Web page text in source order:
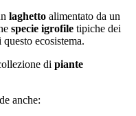
laghetto alimentato da un
specie igrofile tipiche dei
ecosistema.
di piante
anche: